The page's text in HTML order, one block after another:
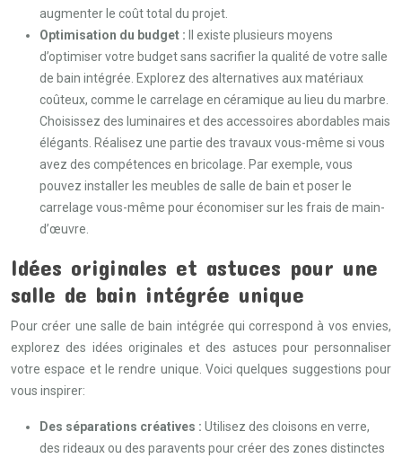
augmenter le coût total du projet.
Optimisation du budget :
Il existe plusieurs moyens
d’optimiser votre budget sans sacrifier la qualité de votre salle
de bain intégrée. Explorez des alternatives aux matériaux
coûteux, comme le carrelage en céramique au lieu du marbre.
Choisissez des luminaires et des accessoires abordables mais
élégants. Réalisez une partie des travaux vous-même si vous
avez des compétences en bricolage. Par exemple, vous
pouvez installer les meubles de salle de bain et poser le
carrelage vous-même pour économiser sur les frais de main-
d’œuvre.
Idées originales et astuces pour une
salle de bain intégrée unique
Pour créer une salle de bain intégrée qui correspond à vos envies,
explorez des idées originales et des astuces pour personnaliser
votre espace et le rendre unique. Voici quelques suggestions pour
vous inspirer:
Des séparations créatives : Utilisez des cloisons en verre,
des rideaux ou des paravents pour créer des zones distinctes